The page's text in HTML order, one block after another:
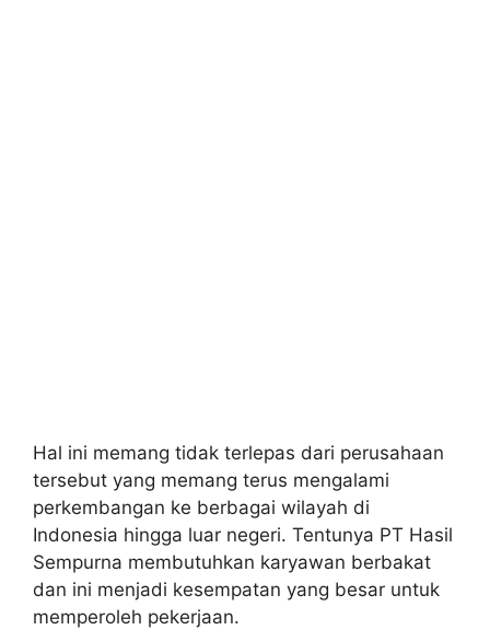
Hal ini memang tidak terlepas dari perusahaan
tersebut yang memang terus mengalami
perkembangan ke berbagai wilayah di
Indonesia hingga luar negeri. Tentunya PT Hasil
Sempurna membutuhkan karyawan berbakat
dan ini menjadi kesempatan yang besar untuk
memperoleh pekerjaan.